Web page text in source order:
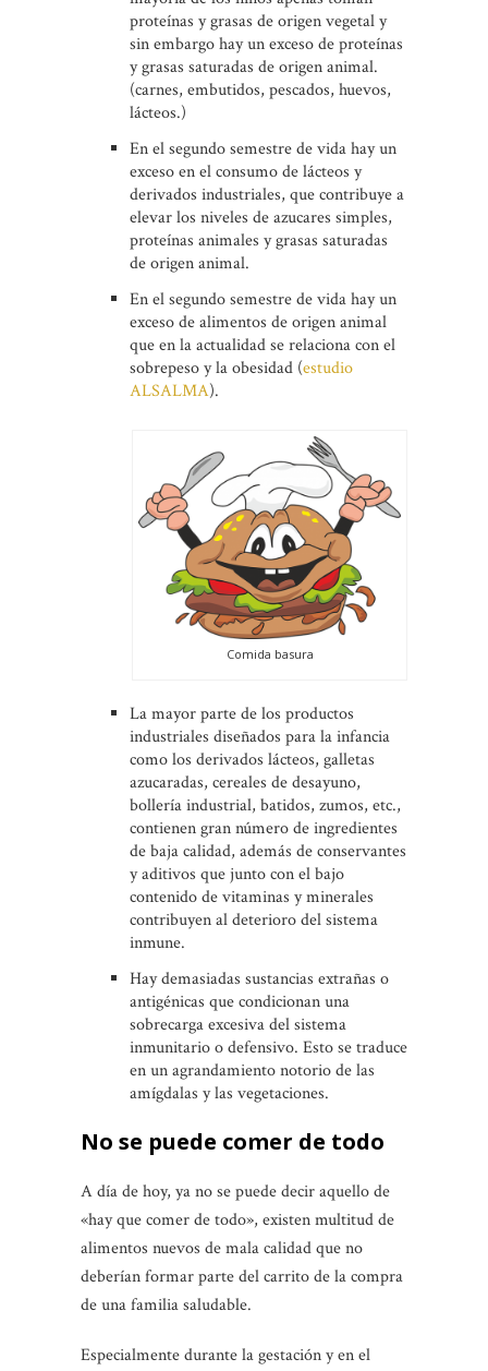
proteínas y grasas de origen vegetal y
sin embargo hay un exceso de proteínas
y grasas saturadas de origen animal.
(carnes, embutidos, pescados, huevos,
lácteos.)
En el segundo semestre de vida hay un
exceso en el consumo de lácteos y
derivados industriales, que contribuye a
elevar los niveles de azucares simples,
proteínas animales y grasas saturadas
de origen animal.
En el segundo semestre de vida hay un
exceso de alimentos de origen animal
que en la actualidad se relaciona con el
sobrepeso y la obesidad (estudio
ALSALMA).
Comida basura
La mayor parte de los productos
industriales diseñados para la infancia
como los derivados lácteos, galletas
azucaradas, cereales de desayuno,
bollería industrial, batidos, zumos, etc.,
contienen gran número de ingredientes
de baja calidad, además de conservantes
y aditivos que junto con el bajo
contenido de vitaminas y minerales
contribuyen al deterioro del sistema
inmune.
Hay demasiadas sustancias extrañas o
antigénicas que condicionan una
sobrecarga excesiva del sistema
inmunitario o defensivo. Esto se traduce
en un agrandamiento notorio de las
amígdalas y las vegetaciones.
No se puede comer de todo
A día de hoy, ya no se puede decir aquello de
«hay que comer de todo», existen multitud de
alimentos nuevos de mala calidad que no
deberían formar parte del carrito de la compra
de una familia saludable.
Especialmente durante la gestación y en el